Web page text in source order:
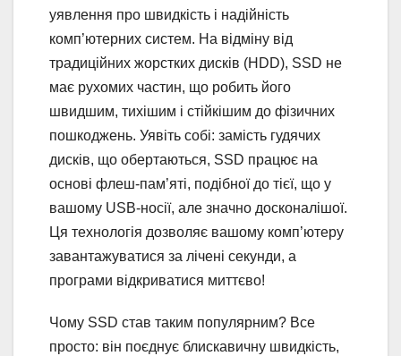
уявлення про швидкість і надійність
комп’ютерних систем. На відміну від
традиційних жорстких дисків (HDD), SSD не
має рухомих частин, що робить його
швидшим, тихішим і стійкішим до фізичних
пошкоджень. Уявіть собі: замість гудячих
дисків, що обертаються, SSD працює на
основі флеш-пам’яті, подібної до тієї, що у
вашому USB-носії, але значно досконалішої.
Ця технологія дозволяє вашому комп’ютеру
завантажуватися за лічені секунди, а
програми відкриватися миттєво!
Чому SSD став таким популярним? Все
просто: він поєднує блискавичну швидкість,